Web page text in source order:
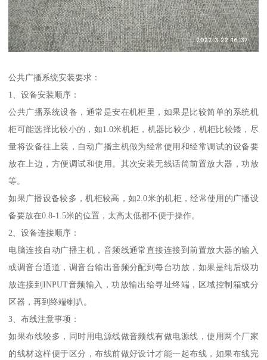
公共广播系统安装要求：
1、设备安装顺序：
公共广播系统设备，通常是安在机柜里，如果是比较简单的系统机
柜可能选择比较小的，如1.0米机柜，机器比较少，机柜比较矮，尽
量将设备往上装，自动广播主机做为经常使用和经常调试的设备要
放在上边，方便调试和使用。其次安装无线话筒前置放大器，功放
等。
如果广播设备较多，机柜较高，如2.0米的机柜，经常使用的广播设
备要放在0.8-1.5米的位置，太高太低都不便于操作。
2、设备连接顺序：
电脑连接自动广播主机，音频线通常直接连接到前置放大器的输入
或调音台通道，调音台输出音频分配到每台功放，如果是纯后级功
放连接到INPUT音频输入，功放输出给寻址终端，区域控制箱或分
区器，再到终端喇叭。
3、布线注意事项：
如果布线较多，同时用电源线做音频线有做电源线，使用两个厂家
的线材这样便于区分，布线前做好设计才能一起布线，如果布线完